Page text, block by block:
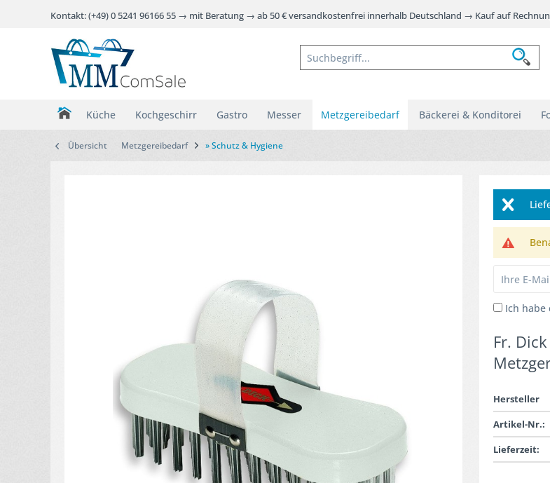
Kontakt: (+49) 0 5241 96166 55 → mit Beratung → ab 50 € versandkostenfrei innerhalb Deutschland → Kauf auf
Küche Kochgeschirr Gastro Messer Metzgereibedarf Bäckerei & Konditorei
Übersicht Metzgereibedarf » Schutz & Hygiene
Ich habe
Fr.
Hersteller
Artikel-Nr.:
Lieferzeit: